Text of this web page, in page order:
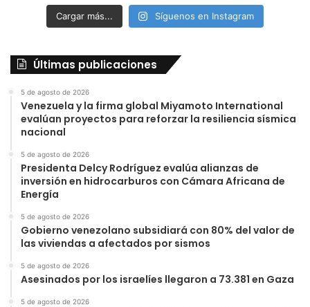
Cargar más... Síguenos en Instagram
Últimas publicaciones
5 de agosto de 2026
Venezuela y la firma global Miyamoto International
evalúan proyectos para reforzar la resiliencia sísmica
nacional
5 de agosto de 2026
Presidenta Delcy Rodríguez evalúa alianzas de
inversión en hidrocarburos con Cámara Africana de
Energía
5 de agosto de 2026
Gobierno venezolano subsidiará con 80% del valor de
las viviendas a afectados por sismos
5 de agosto de 2026
Asesinados por los israelíes llegaron a 73.381 en Gaza
5 de agosto de 2026